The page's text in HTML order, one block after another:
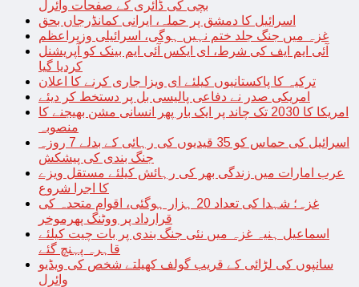
بچی کی ڈائری کے صفحات وائرل
اسرائیل کا دمشق پر حملہ، ایرانی کمانڈرجاں بحق
غزہ میں جنگ جلد ختم نہیں ہوگی، اسرائیلی وزیراعظم
آئی ایم ایف کی شرط، ای ایکس آئی ایم بینک کو آپریشنل
کردیا گیا
ترکیہ کا پاکستانیوں کیلئے ای ویزا جاری کرنے کا اعلان
امریکی صدر نے دفاعی پالیسی بل پر دستخط کر دیئے
امریکا کا 2030 تک چاند پر ایک بار پھر انسانی مشن بھیجنے کا
منصوبہ
اسرائیل کی حماس کو 35 قیدیوں کی رہائی کے بدلے 7 روزہ
جنگ بندی کی پیشکش
عرب امارات میں زندگی بھر کی رہائش کیلئے مستقل ویزے
کا اجرا شروع
غزہ؛ شہدا کی تعداد 20 ہزار ہوگئی، اقوام متحدہ کی
قرارداد پر ووٹنگ پھرموخر
اسماعیل ہنیہ غزہ میں نئی جنگ بندی پر بات چیت کیلئے
قاہرہ پہنچ گئے
سانپوں کی لڑائی کے قریب گولف کھیلتے شخص کی ویڈیو
وائرل